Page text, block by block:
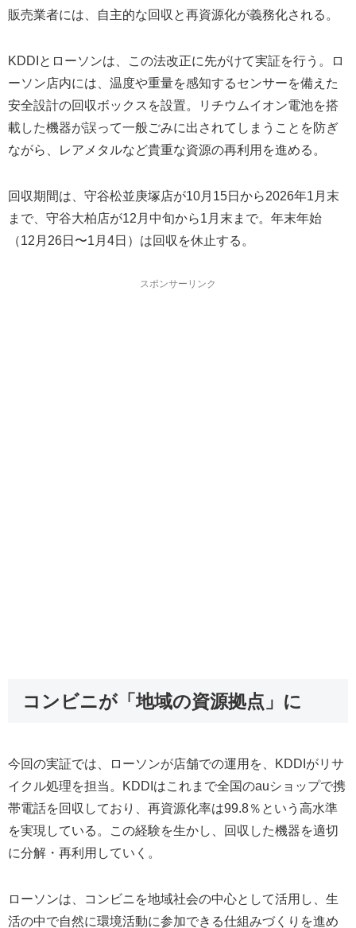
販売業者には、自主的な回収と再資源化が義務化される。
KDDIとローソンは、この法改正に先がけて実証を行う。ロ
ーソン店内には、温度や重量を感知するセンサーを備えた
安全設計の回収ボックスを設置。リチウムイオン電池を搭
載した機器が誤って一般ごみに出されてしまうことを防ぎ
ながら、レアメタルなど貴重な資源の再利用を進める。
回収期間は、守谷松並庚塚店が10月15日から2026年1月末
まで、守谷大柏店が12月中旬から1月末まで。年末年始
（12月26日〜1月4日）は回収を休止する。
スポンサーリンク
コンビニが「地域の資源拠点」に
今回の実証では、ローソンが店舗での運用を、KDDIがリサ
イクル処理を担当。KDDIはこれまで全国のauショップで携
帯電話を回収しており、再資源化率は99.8％という高水準
を実現している。この経験を生かし、回収した機器を適切
に分解・再利用していく。
ローソンは、コンビニを地域社会の中心として活用し、生
活の中で自然に環境活動に参加できる仕組みづくりを進め